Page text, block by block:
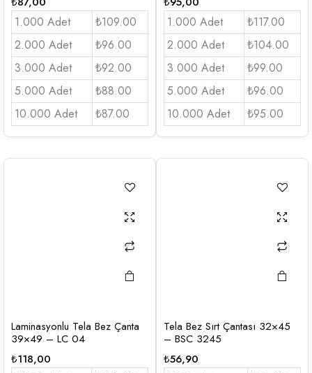
1.000 Adet
₺109.00
2.000 Adet
₺96.00
3.000 Adet
₺92.00
5.000 Adet
₺88.00
10.000 Adet
₺87.00
1.000 Adet
₺117.00
2.000 Adet
₺104.00
3.000 Adet
₺99.00
5.000 Adet
₺96.00
10.000 Adet
₺95.00
Laminasyonlu Tela Bez Çanta
39×49 – LC 04
₺118,00
Tela Bez Sırt Çantası 32×45
– BSC 3245
₺56,90